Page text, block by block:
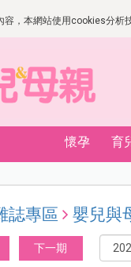
容，本網站使用cookies分
懷孕 育
誌專區 嬰兒與
下一期